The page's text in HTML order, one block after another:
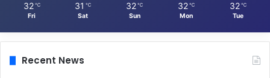
32 ℃
Fri
31 ℃
Sat
32 ℃
Sun
32 ℃
Mon
32 ℃
Tue
Recent News